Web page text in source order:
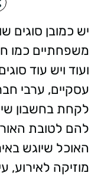
יש כמובן סוגים
משפחתיים כמו
ועוד ויש עוד
עסקיים, ערבי
לקחת בחשבון
להם לטובת
האוכל שיוגש
מוזיקה לאירוע,